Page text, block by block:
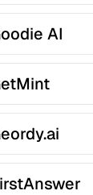
AI